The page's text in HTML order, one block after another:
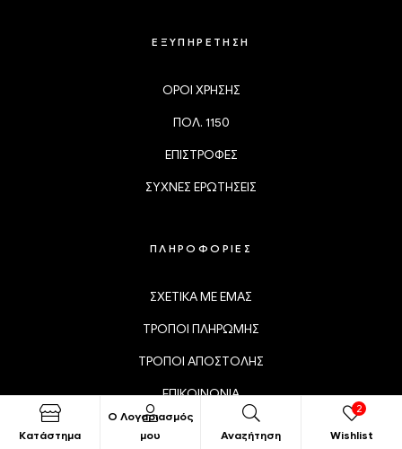
ΕΞΥΠΗΡΕΤΗΣΗ
ΟΡΟΙ ΧΡΗΣΗΣ
ΠΟΛ. 1150
ΕΠΙΣΤΡΟΦΕΣ
ΣΥΧΝΕΣ ΕΡΩΤΗΣΕΙΣ
ΠΛΗΡΟΦΟΡΙΕΣ
ΣΧΕΤΙΚΑ ΜΕ ΕΜΑΣ
ΤΡΟΠΟΙ ΠΛΗΡΩΜΗΣ
ΤΡΟΠΟΙ ΑΠΟΣΤΟΛΗΣ
ΕΠΙΚΟΙΝΩΝΙΑ
Κατάστημα
Ο Λογαριασμός
μου
Αναζήτηση Wishlist
2